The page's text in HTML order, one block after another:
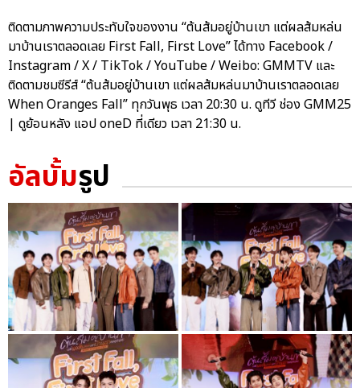
ติดตามภาพความประทับใจของงาน “ต้นส้มอยู่บ้านเขา แต่ผลส้มหล่น
มาบ้านเราตลอดเลย First Fall, First Love” ได้ทาง Facebook /
Instagram / X / TikTok / YouTube / Weibo: GMMTV และ
ติดตามชมซีรีส์ “ต้นส้มอยู่บ้านเขา แต่ผลส้มหล่นมาบ้านเราตลอดเลย
When Oranges Fall” ทุกวันพุธ เวลา 20:30 น. ดูทีวี ช่อง GMM25
| ดูย้อนหลัง แอป oneD ที่เดียว เวลา 21:30 น.
อัลบั้มรูป